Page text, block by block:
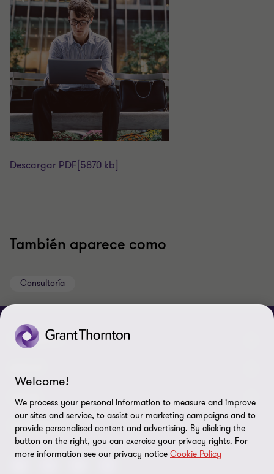
Descargar PDF [5870 kb]
También aparece como
Consultoría
CONNECT
Nuestras Oficinas
Acerca de nosotros
Carreras
LEGAL
Exención de responsabilidades
Política de Privacidad
SEGUINOS
Welcome!
We process your personal information to measure and improve
our sites and service, to assist our marketing campaigns and to
provide personalised content and advertising. By clicking the
button on the right, you can exercise your privacy rights. For
more information see our privacy notice Cookie Policy